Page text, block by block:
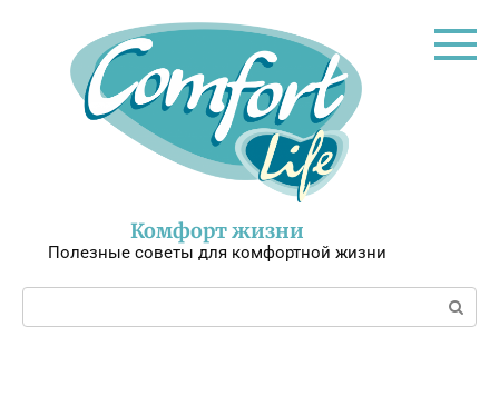
Комфорт жизни
Полезные советы для комфортной жизни
Поиск: